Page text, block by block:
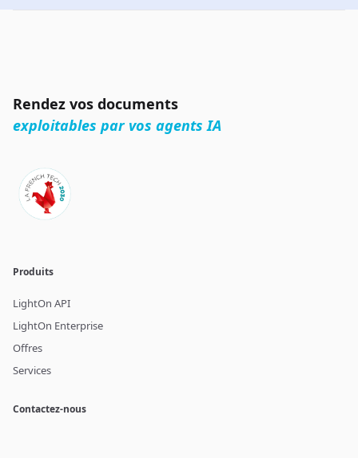
Rendez vos documents
exploitables par vos agents IA
Produits
LightOn API
LightOn Enterprise
Offres
Services
Contactez-nous